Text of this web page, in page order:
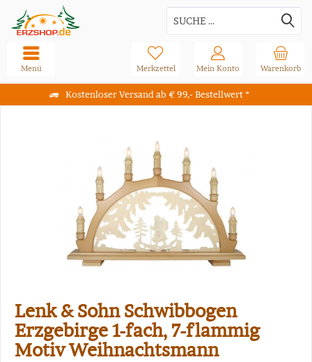
Kostenloser Versand ab € 99,- Bestellwert *
Warenkorb
Merkzettel Mein Konto
Menü
Lenk & Sohn Schwibbogen
Erzgebirge 1-fach, 7-flammig
Motiv Weihnachtsmann